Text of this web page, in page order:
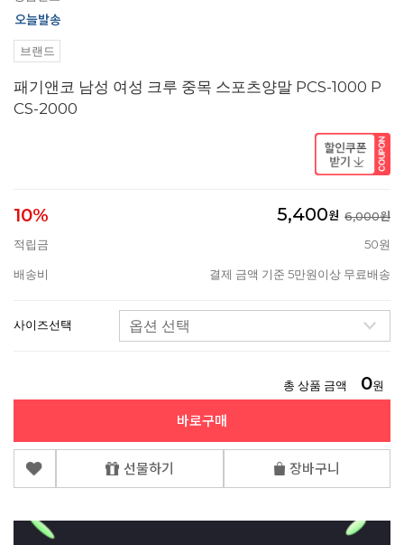
브랜드
패기앤코 남성 여성 크루 중목 스포츠양말 PCS-1000 P
CS-2000
10% 5,400원 6,000원
적립금
50원
배송비 결제 금액 기준 5만원이상 무료배송
사이즈선택
총 상품 금액 0원
바로구매
선물하기 장바구니